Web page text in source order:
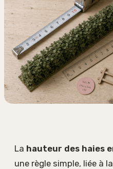
La hauteur des haies
une règle simple, liée à la